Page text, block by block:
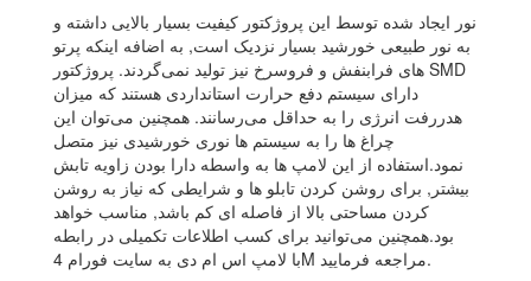
نور ایجاد شده توسط این پروژکتور کیفیت بسیار بالایی داشته و
به نور طبیعی خورشید بسیار نزدیک است, به اضافه اینکه پرتو
های فرابنفش و فروسرخ نیز تولید نمی‌گردند. پروژکتور SMD
دارای سیستم دفع حرارت استانداردی هستند که میزان
هدررفت انرژی را به حداقل می‌رسانند. همچنین می‌توان این
چراغ ها را به سیستم ها نوری خورشیدی نیز متصل
نمود.استفاده از این لامپ ها به واسطه دارا بودن زاویه تابش
بیشتر, برای روشن کردن تابلو ها و شرایطی که نیاز به روشن
کردن مساحتی بالا از فاصله ای کم باشد, مناسب خواهد
بود.همچنین می‌توانید برای کسب اطلاعات تکمیلی در رابطه
با لامپ اس ام دی به سایت فورام 4M مراجعه فرمایید.